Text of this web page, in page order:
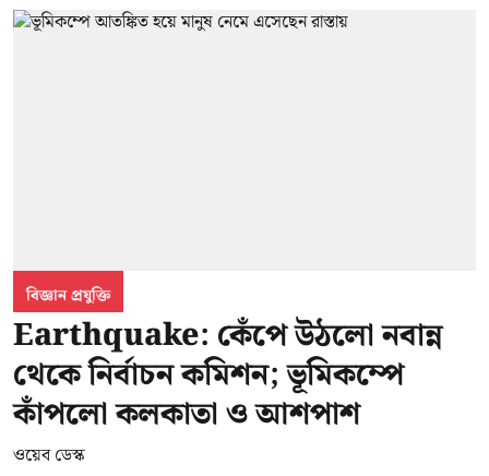
বিজ্ঞান প্রযুক্তি
Earthquake: কেঁপে উঠলো নবান্ন
থেকে নির্বাচন কমিশন; ভূমিকম্পে
কাঁপলো কলকাতা ও আশপাশ
ওয়েব ডেস্ক